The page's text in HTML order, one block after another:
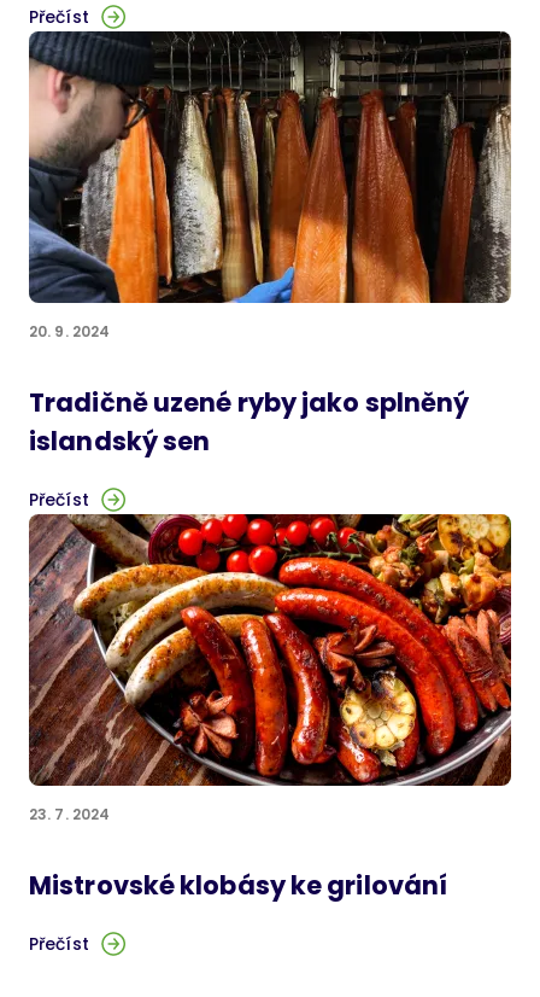
Přečíst
20. 9. 2024
Tradičně uzené ryby jako splněný
islandský sen
Přečíst
23. 7. 2024
Mistrovské klobásy ke grilování
Přečíst